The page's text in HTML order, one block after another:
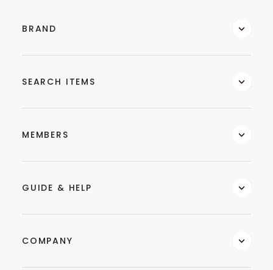
BRAND
SEARCH ITEMS
MEMBERS
GUIDE & HELP
COMPANY